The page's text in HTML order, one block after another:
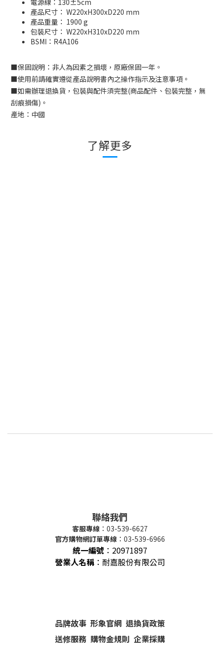
電源線：130±5cm
產品尺寸： W220xH300xD220 mm
產品重量： 1900 g
包裝尺寸： W220xH310xD220 mm
BSMI： R4A106
■保固說明：非人為因素之損壞，原廠保固一年。
■使用前請確實遵從產品說明書內之操作指示及注意事項。
■如需辦理退換貨，包裝與配件須完整(商品配件、包裝完整，無
刮痕損傷) 。
產地：中國
了解更多
聯絡我們
客服專線 ：03-539-6627
官方購物網訂單專線 ：03-539-6966
統一編號 ： 20971897
營業人名稱 ：耐嘉股份有限公司
品牌故事 形象官網 退換貨政策
送修服務 購物金規則 企業採購